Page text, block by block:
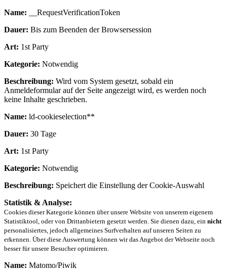
Name: __RequestVerificationToken
Dauer: Bis zum Beenden der Browsersession
Art: 1st Party
Kategorie: Notwendig
Beschreibung: Wird vom System gesetzt, sobald ein
Anmeldeformular auf der Seite angezeigt wird, es werden noch
keine Inhalte geschrieben.
Name: ld-cookieselection**
Dauer: 30 Tage
Art: 1st Party
Kategorie: Notwendig
Beschreibung: Speichert die Einstellung der Cookie-Auswahl
Statistik & Analyse:
Cookies dieser Kategorie können über unsere Website von unserem eigenem
Statistiktool, oder von Drittanbietern gesetzt werden. Sie dienen dazu, ein nicht
personalisiertes, jedoch allgemeines Surfverhalten auf unseren Seiten zu
erkennen. Über diese Auswertung können wir das Angebot der Webseite noch
besser für unsere Besucher optimieren.
Name: Matomo/Piwik